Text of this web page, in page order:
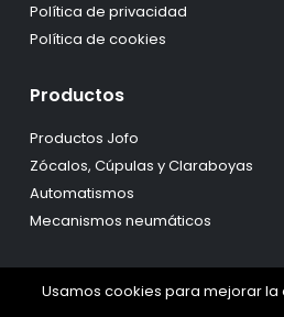
Política de privacidad
Política de cookies
Productos
Productos Jofo
Zócalos, Cúpulas y Claraboyas
Automatismos
Mecanismos neumáticos
Usamos cookies para mejorar